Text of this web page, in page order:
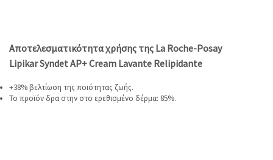
Αποτελεσματικότητα χρήσης της La Roche-Posay
Lipikar Syndet AP+ Cream Lavante Relipidante
+38% βελτίωση της ποιότητας ζωής.
Το προϊόν δρα στην στο ερεθισμένο δέρμα: 85%.